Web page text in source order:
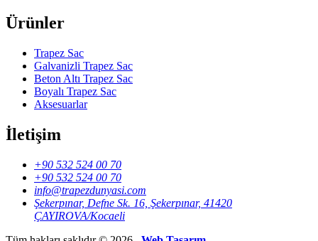
Ürünler
Trapez Sac
Galvanizli Trapez Sac
Beton Altı Trapez Sac
Boyalı Trapez Sac
Aksesuarlar
İletişim
+90 532 524 00 70
+90 532 524 00 70
info@trapezdunyasi.com
Şekerpınar, Defne Sk. 16, Şekerpınar, 41420
ÇAYIROVA/Kocaeli